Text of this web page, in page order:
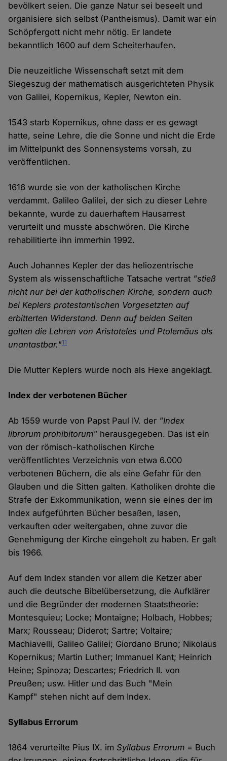
bevölkert seien. Die ganze Natur sei beseelt und
organisiere sich selbst (Pantheismus). Damit war ein
Schöpfergott nicht mehr nötig. Er landete
bekanntlich 1600 auf dem Scheiterhaufen.
Die neuzeitliche Wissenschaft setzt mit dem
Siegeszug der mathematisch ausgerichteten Physik
von Galilei, Kopernikus, Kepler, Newton ein.
1543 starb Kopernikus, ohne dass er es gewagt
hatte, seine Lehre, die die Sonne und nicht die Erde
im Mittelpunkt des Sonnensystems vorsah, zu
veröffentlichen.
1616 wurde sie von der katholischen Kirche
verdammt. Galileo Galilei, der sich zu dieser Lehre
bekannte, wurde zu dauerhaftem Hausarrest
verurteilt und musste abschwören. Die Kirche
rehabilitierte ihn immerhin 1992.
Auch Johannes Kepler der das heliozentrische
System als wissenschaftliche Tatsache vertrat "stieß
nicht nur bei der katholischen Kirche, sondern auch
bei Keplers protestantischen Vorgesetzten auf
erbitterten Widerstand. Denn auf beiden Seiten
galten die Lehren von Aristoteles und Ptolemäus als
unantastbar."11
Die Mutter Keplers wurde noch als Hexe angeklagt.
Index der verbotenen Bücher
Ab 1559 wurde von Papst Paul IV. der "Index
librorum prohibitorum" herausgegeben. Das ist ein
von der römisch-katholischen Kirche
veröffentlichtes Verzeichnis von etwa 6.000
verbotenen Büchern, die als eine Gefahr für den
Glauben und die Sitten galten. Katholiken drohte die
Strafe der Exkommunikation, wenn sie eines der im
Index aufgeführten Bücher besaßen, lasen,
verkauften oder weitergaben, ohne zuvor die
Genehmigung der Kirche eingeholt zu haben. Er galt
bis 1966.
Auf dem Index standen vor allem die Ketzer aber
auch die deutsche Bibelübersetzung, die Aufklärer
und die Begründer der modernen Staatstheorie:
Montesquieu; Locke; Montaigne; Holbach, Hobbes;
Marx; Rousseau; Diderot; Sartre; Voltaire;
Machiavelli, Galileo Galilei; Giordano Bruno; Nikolaus
Kopernikus; Martin Luther; Immanuel Kant; Heinrich
Heine; Spinoza; Descartes; Friedrich II. von
Preußen; usw. Hitler und das Buch "Mein
Kampf" stehen nicht auf dem Index.
Syllabus Errorum
1864 verurteilte Pius IX. imSyllabus Errorum = Buch